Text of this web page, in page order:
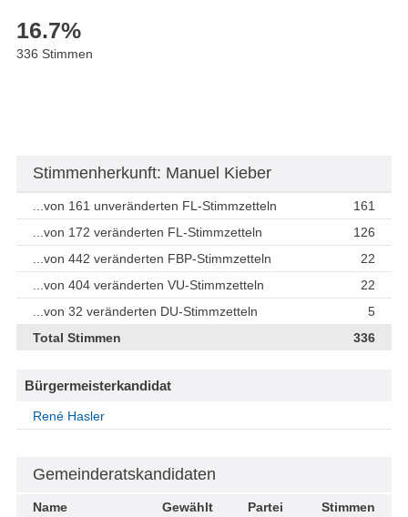
16.7%
336 Stimmen
Stimmenherkunft: Manuel Kieber
...von 161 unveränderten FL-Stimmzetteln
161
...von 172 veränderten FL-Stimmzetteln
126
...von 442 veränderten FBP-Stimmzetteln
22
...von 404 veränderten VU-Stimmzetteln
22
...von 32 veränderten DU-Stimmzetteln
5
Total Stimmen
336
Bürgermeisterkandidat
René Hasler
Gemeinderatskandidaten
Name Gewählt Partei Stimmen